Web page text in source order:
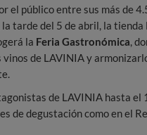
el público entre sus más de
tarde del 5 de abril, la tienda
la Feria Gastronómica,
de LAVINIA y
de LAVINIA hasta el
de degustación como en el